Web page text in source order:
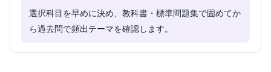
選択科目を早めに決め、教科書・標準問題集で固めてか
ら過去問で頻出テーマを確認します。